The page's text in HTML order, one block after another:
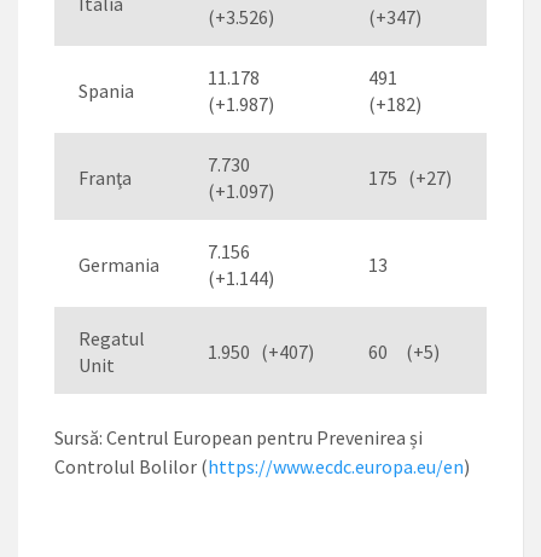
(+3.526)
(+347)
Spania
11.178
(+1.987)
491
(+182)
Franţa
7.730
(+1.097)
175 (+27)
Germania
7.156
(+1.144)
13
Regatul
Unit
1.950 (+407) 60 (+5)
Sursă: Centrul European pentru Prevenirea și
Controlul Bolilor (https://www.ecdc.europa.eu/en)